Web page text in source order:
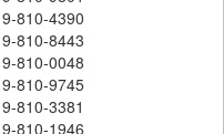
810-4390
810-8443
810-0048
810-9745
810-3381
810-1946